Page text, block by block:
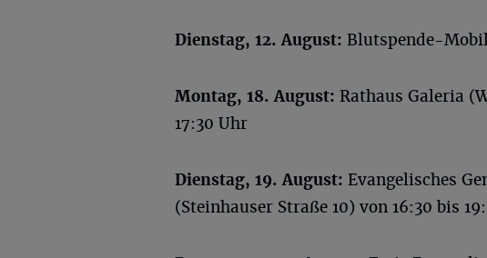
Dienstag, 12. August: Blutspende-
Montag, 18. August: Rathaus Galeria
17:30 Uhr
Dienstag, 19. August: Evangelisches
(Steinhauser Straße 10) von 16:30 bis